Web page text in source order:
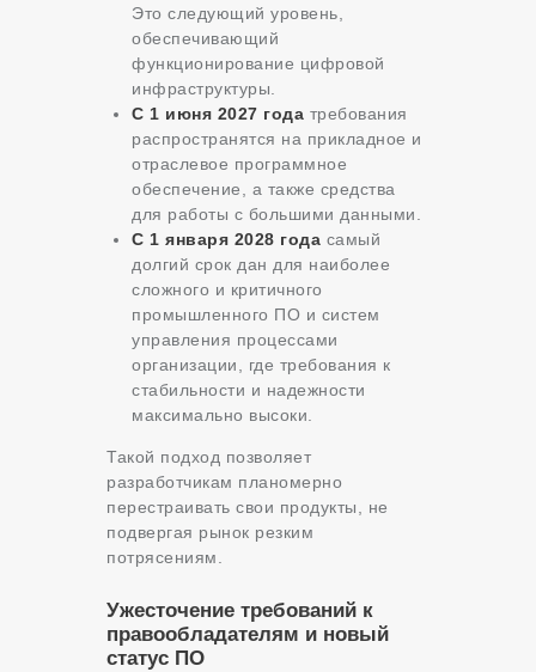
Это следующий уровень,
обеспечивающий
функционирование цифровой
инфраструктуры.
С 1 июня 2027 года требования
распространятся на прикладное и
отраслевое программное
обеспечение, а также средства
для работы с большими данными.
С 1 января 2028 года самый
долгий срок дан для наиболее
сложного и критичного
промышленного ПО и систем
управления процессами
организации, где требования к
стабильности и надежности
максимально высоки.
Такой подход позволяет
разработчикам планомерно
перестраивать свои продукты, не
подвергая рынок резким
потрясениям.
Ужесточение требований к
правообладателям и новый
статус ПО